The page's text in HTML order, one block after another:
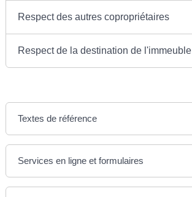
Respect des autres copropriétaires
Respect de la destination de l'immeuble
Textes de référence
Services en ligne et formulaires